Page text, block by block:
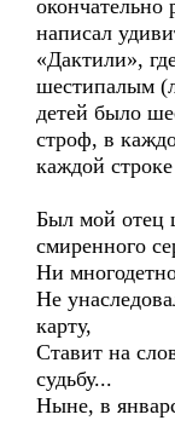
окончательно
написал
«Дактили»,
шестипалым
детей было
строф, в
каждой
Был мой отец
смиренного
Ни
Не
карту,
Ставит на
судьбу...
Ныне, в